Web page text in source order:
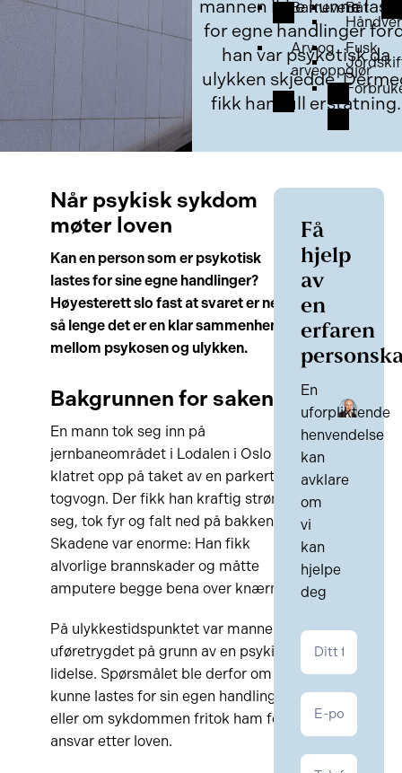
Barnevern
Arv og
arveoppgjør
Båt
Fusk
mannen ikke kunne
for egne handlinger
han var psykotisk da
ulykken skjedde.
fikk han full erstatning.
Når psykisk sykdom
møter loven
Kan en person som er psykotisk
lastes for sine egne handlinger?
Høyesterett slo fast at svaret er nei –
så lenge det er en klar sammenheng
mellom psykosen og ulykken.
Bakgrunnen for saken
En mann tok seg inn på
jernbaneområdet i Lodalen i Oslo og
klatret opp på taket av en parkert
togvogn. Der fikk han kraftig strøm i
seg, tok fyr og falt ned på bakken.
Skadene var enorme: Han fikk
alvorlige brannskader og måtte
amputere begge bena over knærne.
På ulykkestidspunktet var mannen
uføretrygdet på grunn av en psykisk
lidelse. Spørsmålet ble derfor om han
kunne lastes for sin egen handling –
eller om sykdommen fritok ham for
ansvar etter loven.
Få
hjelp
av
en
erfaren
En
uforpliktende
henvendelse
kan
avklare
om
vi
kan
hjelpe
deg
Kontakt